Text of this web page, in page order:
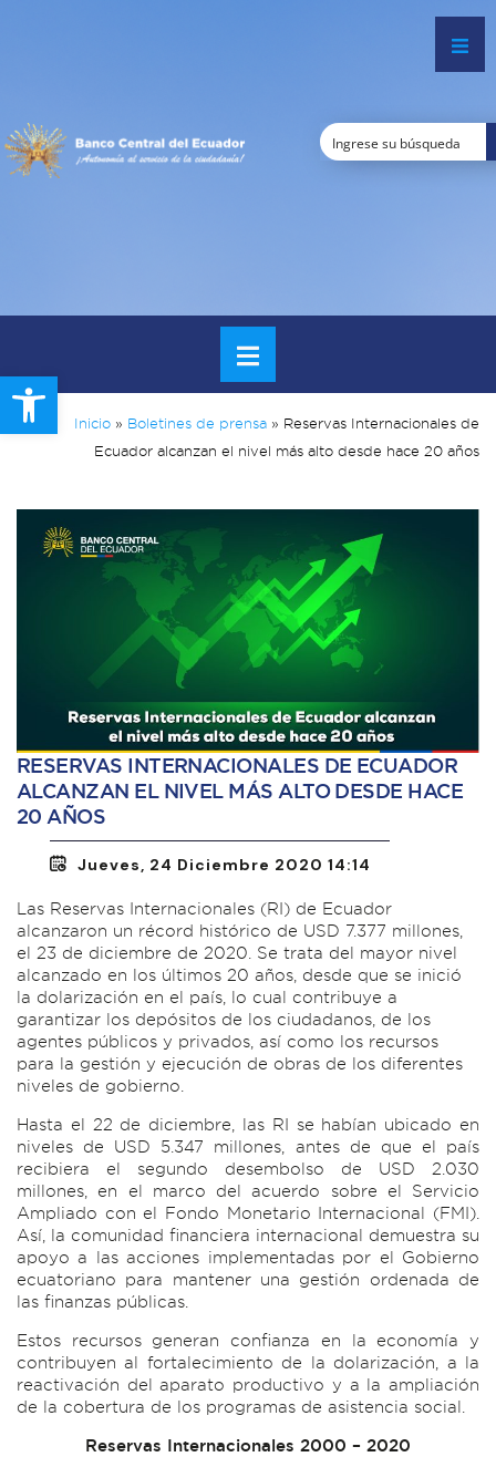
Open toolbar
Inicio » Boletines de prensa » Reservas Internacionales de
Ecuador alcanzan el nivel más alto desde hace 20 años
RESERVAS INTERNACIONALES DE ECUADOR
ALCANZAN EL NIVEL MÁS ALTO DESDE HACE
20 AÑOS
Jueves, 24 Diciembre 2020 14:14
Las Reservas Internacionales (RI) de Ecuador
alcanzaron un récord histórico de USD 7.377 millones,
el 23 de diciembre de 2020. Se trata del mayor nivel
alcanzado en los últimos 20 años, desde que se inició
la dolarización en el país, lo cual contribuye a
garantizar los depósitos de los ciudadanos, de los
agentes públicos y privados, así como los recursos
para la gestión y ejecución de obras de los diferentes
niveles de gobierno.
Hasta el 22 de diciembre, las RI se habían ubicado en
niveles de USD 5.347 millones, antes de que el país
recibiera el segundo desembolso de USD 2.030
millones, en el marco del acuerdo sobre el Servicio
Ampliado con el Fondo Monetario Internacional (FMI).
Así, la comunidad financiera internacional demuestra su
apoyo a las acciones implementadas por el Gobierno
ecuatoriano para mantener una gestión ordenada de
las finanzas públicas.
Estos recursos generan confianza en la economía y
contribuyen al fortalecimiento de la dolarización, a la
reactivación del aparato productivo y a la ampliación
de la cobertura de los programas de asistencia social.
Reservas Internacionales 2000 – 2020